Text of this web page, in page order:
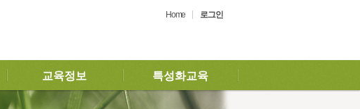
Home 로그인
교육정보 특성화교육